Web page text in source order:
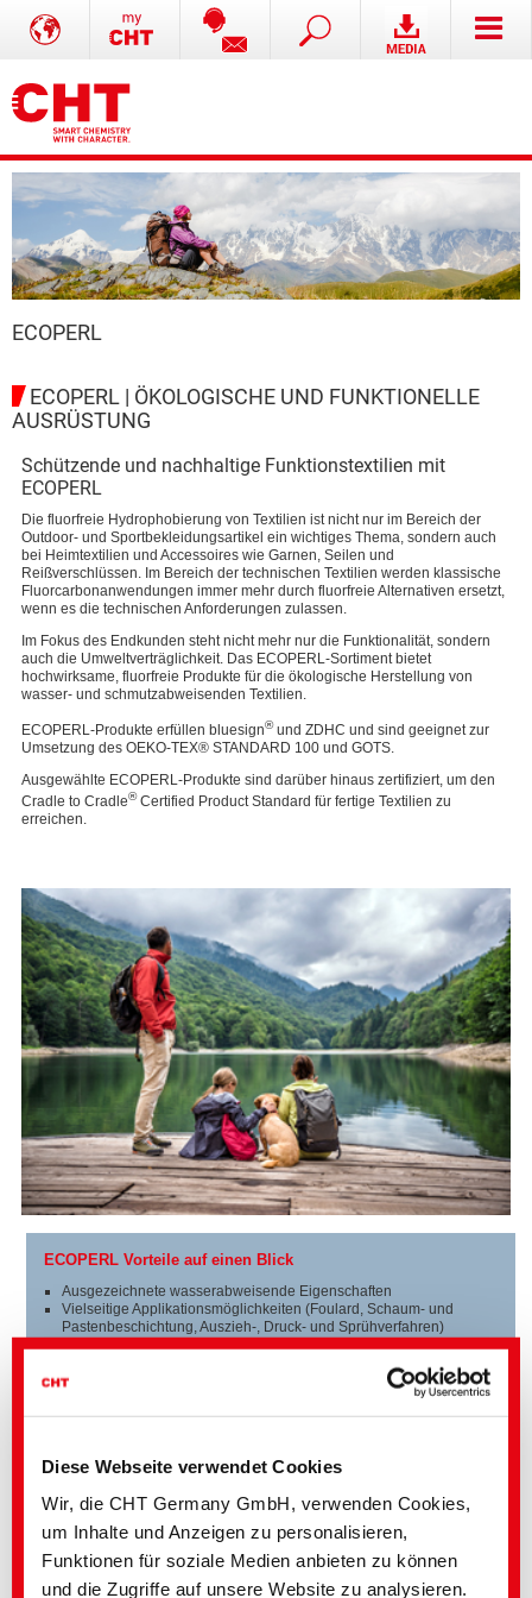
Diese Webseite verwendet Cookies
Wir, die CHT Germany GmbH, verwenden Cookies,
um Inhalte und Anzeigen zu personalisieren,
Funktionen für soziale Medien anbieten zu können
und die Zugriffe auf unsere Website zu analysieren.
ECOPERL
ECOPERL | ÖKOLOGISCHE UND FUNKTIONELLE
AUSRÜSTUNG
Schützende und nachhaltige Funktionstextilien mit
ECOPERL
Die fluorfreie Hydrophobierung von Textilien ist nicht nur im Bereich der
Outdoor- und Sportbekleidungsartikel ein wichtiges Thema, sondern auch
bei Heimtextilien und Accessoires wie Garnen, Seilen und
Reißverschlüssen. Im Bereich der technischen Textilien werden klassische
Fluorcarbonanwendungen immer mehr durch fluorfreie Alternativen ersetzt,
wenn es die technischen Anforderungen zulassen.
Im Fokus des Endkunden steht nicht mehr nur die Funktionalität, sondern
auch die Umweltverträglichkeit. Das ECOPERL-Sortiment bietet
hochwirksame, fluorfreie Produkte für die ökologische Herstellung von
wasser- und schmutzabweisenden Textilien.
ECOPERL-Produkte erfüllen bluesign®und ZDHC und sind geeignet zur
Umsetzung des OEKO-TEX® STANDARD 100 und GOTS.
Ausgewählte ECOPERL-Produkte sind darüber hinaus zertifiziert, um den
Cradle to Cradle®Certified Product Standard für fertige Textilien zu
erreichen.
ECOPERL Vorteile auf einen Blick
Ausgezeichnete wasserabweisende Eigenschaften
Vielseitige Applikationsmöglichkeiten (Foulard, Schaum- und
Pastenbeschichtung, Auszieh-, Druck- und Sprühverfahren)
Hervorragend geeignet für synthetische und natürliche Fasern und
Fluorfrei